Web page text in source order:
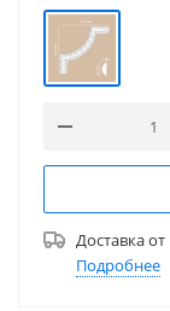
Доставка от
Подробнее